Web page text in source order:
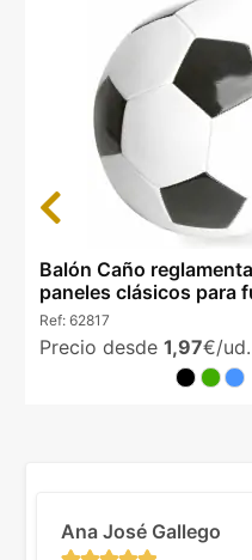
Balón Caño
paneles clásicos para
Ref: 62817
Precio desde 1,97€/ud.
Previous
Ana José Gallego